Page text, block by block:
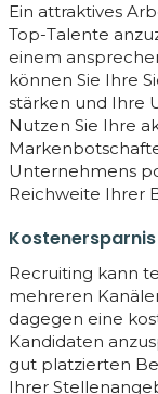
Ein attraktives
Top-Talente
einem
können Sie Ihre
stärken und Ihre
Nutzen Sie Ihre
Unternehmens
Reichweite Ihrer
Recruiting kann
mehreren
dagegen eine
Kandidaten
gut platzierten
Ihrer